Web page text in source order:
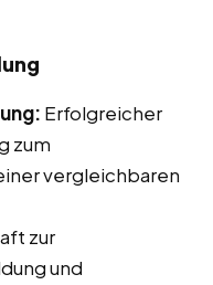
Erfolgreicher
zum
vergleichbaren
zur
und